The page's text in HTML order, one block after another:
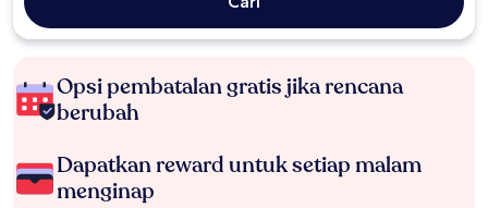
Opsi pembatalan gratis jika rencana
berubah
Dapatkan reward untuk setiap malam
menginap